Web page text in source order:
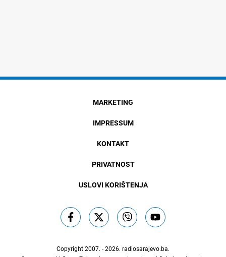
MARKETING
IMPRESSUM
KONTAKT
PRIVATNOST
USLOVI KORIŠTENJA
Copyright 2007. - 2026. radiosarajevo.ba.